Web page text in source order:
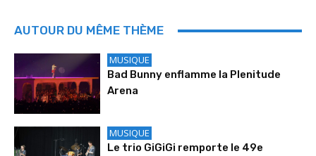
AUTOUR DU MÊME THÈME
MUSIQUE
Bad Bunny enflamme la Plenitude
Arena
MUSIQUE
Le trio GiGiGi remporte le 49e